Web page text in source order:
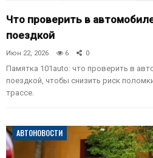
Что проверить в
поездкой
Июн 22, 2026 6 0
Памятка 101auto: что проверить в
поездкой, чтобы снизить риск
трассе.
АВТОНОВОСТИ